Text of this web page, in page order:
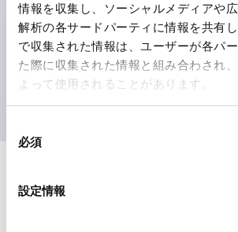
情報を収集し、ソーシャルメディアや
解析の各サードパーティに情報を共有
で収集された情報は、ユーザーが各パ
た際に収集された情報と組み合わされ
よって使用されることがあります。
必須
設定情報
ひとつで6色の役をこなすLED球（
で色ごとに分かれていたLED球を、1
を表現できるようにしました。
UL、CSA、TÜV、CCC認証品。
ドキュメントとファイル